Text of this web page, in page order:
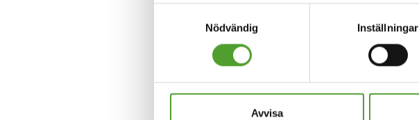
Nödvändig
Inställningar
Avvisa